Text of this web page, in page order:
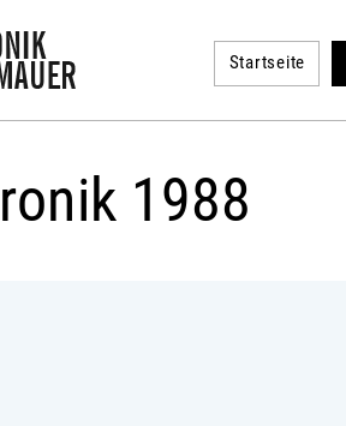
Startseite
1988